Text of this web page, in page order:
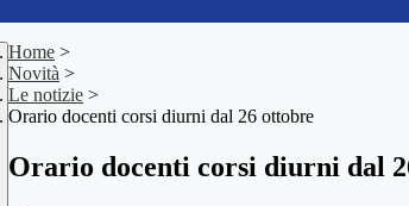
Home >
Novità >
Le notizie >
Orario docenti corsi diurni dal 26 ottobre
Orario docenti corsi diurni dal